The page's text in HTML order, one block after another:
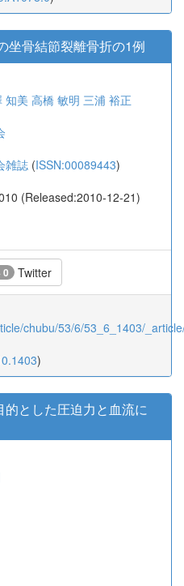
坐骨結節裂離骨折の1例
知美 高橋 敏明 三浦 裕正
雑誌 (ISSN:00089443)
(Released:2010-12-21)
0 Twitter
chubu/53/6/53_6_1403/
)
的とした圧迫力と血流に